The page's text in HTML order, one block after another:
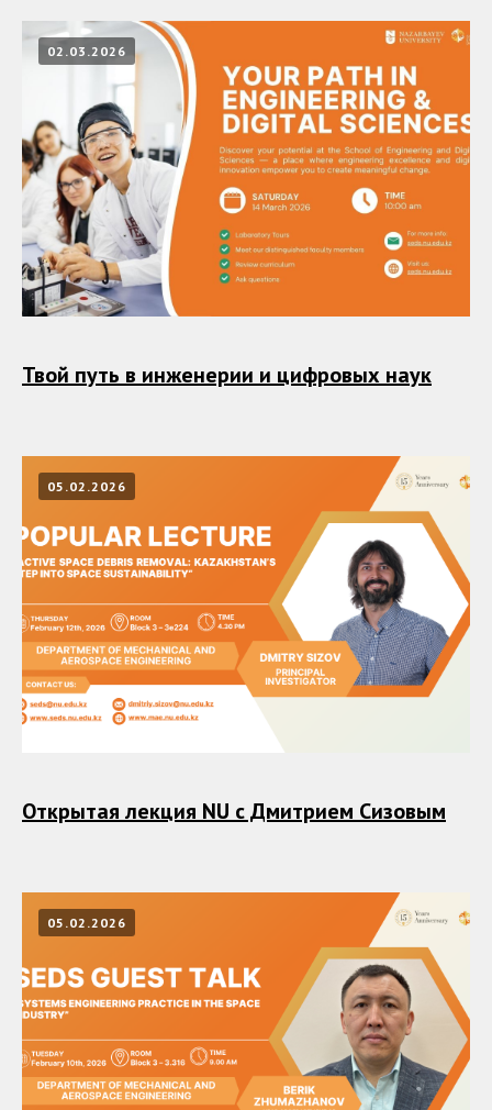
02.03.2026
Твой путь в инженерии и цифровых наук
05.02.2026
Открытая лекция NU с Дмитрием Сизовым
05.02.2026